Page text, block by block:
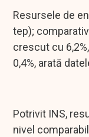
Resursele de
tep);
crescut cu
0,4%, arată
Potrivit INS,
nivel